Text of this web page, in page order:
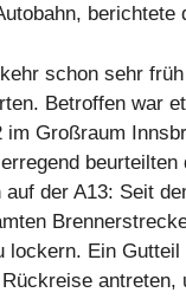
berichtete
schon sehr
Betroffen war
Großraum
beurteilten
der A13: Seit
lockern. Ein
antreten,